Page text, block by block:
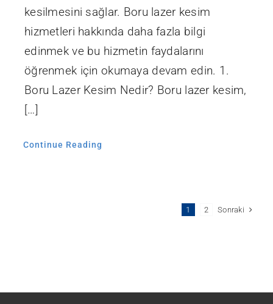
kesilmesini sağlar. Boru lazer kesim
hizmetleri hakkında daha fazla bilgi
edinmek ve bu hizmetin faydalarını
öğrenmek için okumaya devam edin. 1.
Boru Lazer Kesim Nedir? Boru lazer kesim,
[…]
Continue Reading
1 2 Sonraki